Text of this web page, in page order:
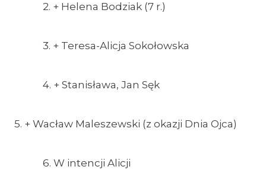
2. + Helena Bodziak (7 r.)
3. + Teresa-Alicja Sokołowska
4. + Stanisława, Jan Sęk
5. + Wacław Maleszewski (z okazji Dnia Ojca)
6. W intencji Alicji